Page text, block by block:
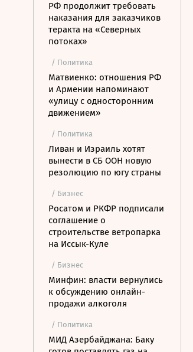
РФ продолжит требовать
наказания для заказчиков
теракта на «Северных
потоках»
/ Политика
Матвиенко: отношения РФ
и Армении напоминают
«улицу с односторонним
движением»
/ Политика
Ливан и Израиль хотят
вынести в СБ ООН новую
резолюцию по югу страны
/ Бизнес
Росатом и РКФР подписали
соглашение о
строительстве ветропарка
на Иссык-Куле
/ Бизнес
Минфин: власти вернулись
к обсуждению онлайн-
продажи алкоголя
/ Политика
МИД Азербайджана: Баку